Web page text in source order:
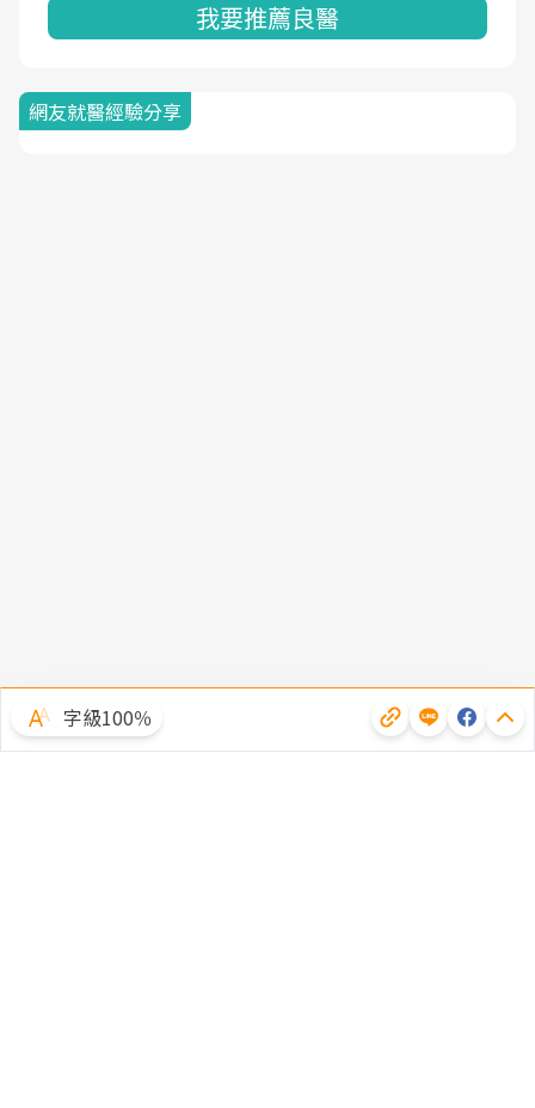
我要推薦良醫
網友就醫經驗分享
字級100％